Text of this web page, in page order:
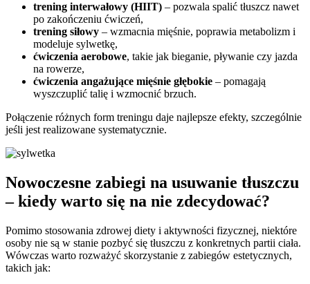
trening interwałowy (HIIT) – pozwala spalić tłuszcz nawet
po zakończeniu ćwiczeń,
trening siłowy – wzmacnia mięśnie, poprawia metabolizm i
modeluje sylwetkę,
ćwiczenia aerobowe, takie jak bieganie, pływanie czy jazda
na rowerze,
ćwiczenia angażujące mięśnie głębokie – pomagają
wyszczuplić talię i wzmocnić brzuch.
Połączenie różnych form treningu daje najlepsze efekty, szczególnie
jeśli jest realizowane systematycznie.
Nowoczesne zabiegi na usuwanie tłuszczu
– kiedy warto się na nie zdecydować?
Pomimo stosowania zdrowej diety i aktywności fizycznej, niektóre
osoby nie są w stanie pozbyć się tłuszczu z konkretnych partii ciała.
Wówczas warto rozważyć skorzystanie z zabiegów estetycznych,
takich jak: